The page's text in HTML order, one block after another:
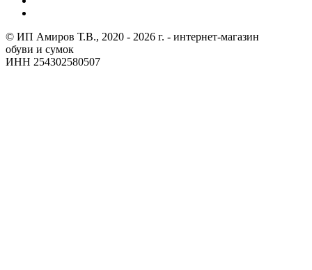
© ИП Амиров Т.В., 2020 - 2026 г. - интернет-магазин
обуви и сумок
ИНН 254302580507